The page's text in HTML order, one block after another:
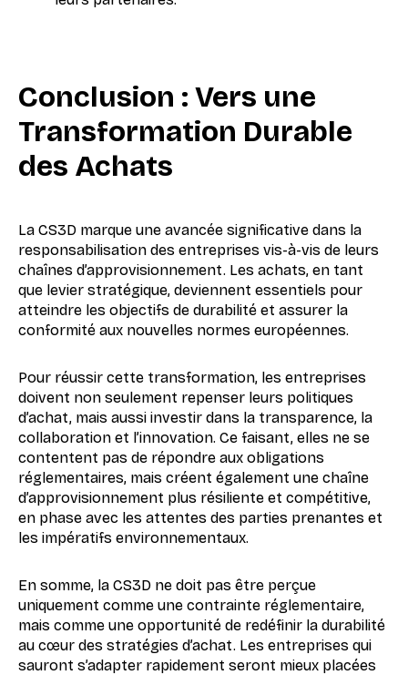
Conclusion : Vers une
Transformation Durable
des Achats
La CS3D marque une avancée significative dans la
responsabilisation des entreprises vis-à-vis de leurs
chaînes d’approvisionnement. Les achats, en tant
que levier stratégique, deviennent essentiels pour
atteindre les objectifs de durabilité et assurer la
conformité aux nouvelles normes européennes.
Pour réussir cette transformation, les entreprises
doivent non seulement repenser leurs politiques
d’achat, mais aussi investir dans la transparence, la
collaboration et l’innovation. Ce faisant, elles ne se
contentent pas de répondre aux obligations
réglementaires, mais créent également une chaîne
d’approvisionnement plus résiliente et compétitive,
en phase avec les attentes des parties prenantes et
les impératifs environnementaux.
En somme, la CS3D ne doit pas être perçue
uniquement comme une contrainte réglementaire,
mais comme une opportunité de redéfinir la durabilité
au cœur des stratégies d’achat. Les entreprises qui
sauront s’adapter rapidement seront mieux placées